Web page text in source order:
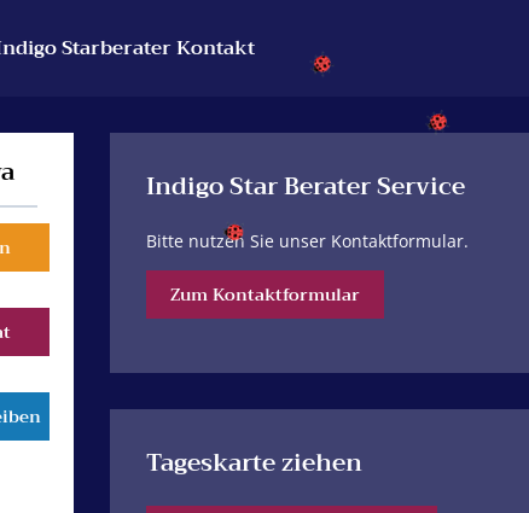
Starberater Kontakt
Indigo Star Berater Service
Bitte nutzen Sie unser Kontaktformular.
Zum Kontaktformular
Tageskarte ziehen